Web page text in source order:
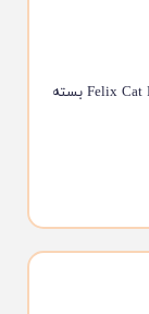
پوچ گربه فلیکس با طعم گوشت گاو و پرندگان Felix Cat Pouch بسته